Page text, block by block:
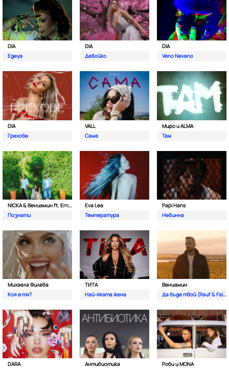
DIA
Egeya
DIA
Девойко
DIA
Veno Neveno
DIA
Грехове
VALL
Сама
Миро и ALMA
Там
NICKA & Вениамин ft. Ernesto Valenzuela
Познати
Eva Lea
Температура
Papi Hans
Невинна
Михаела Филева
Коя е тя?
ТИТА
Най-яката жена
Вениамин
Да бъда твой (Rauf & Faik)
DARA
Антибиотика
Роби и MONA